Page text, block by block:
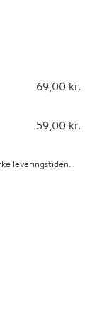
69,00 kr.
59,00 kr.
leveringstiden.